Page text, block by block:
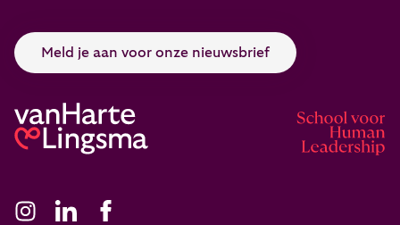
Meld je aan voor onze nieuwsbrief